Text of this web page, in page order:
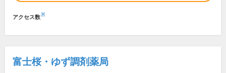
アクセス数※
富士桜・ゆず調剤薬局